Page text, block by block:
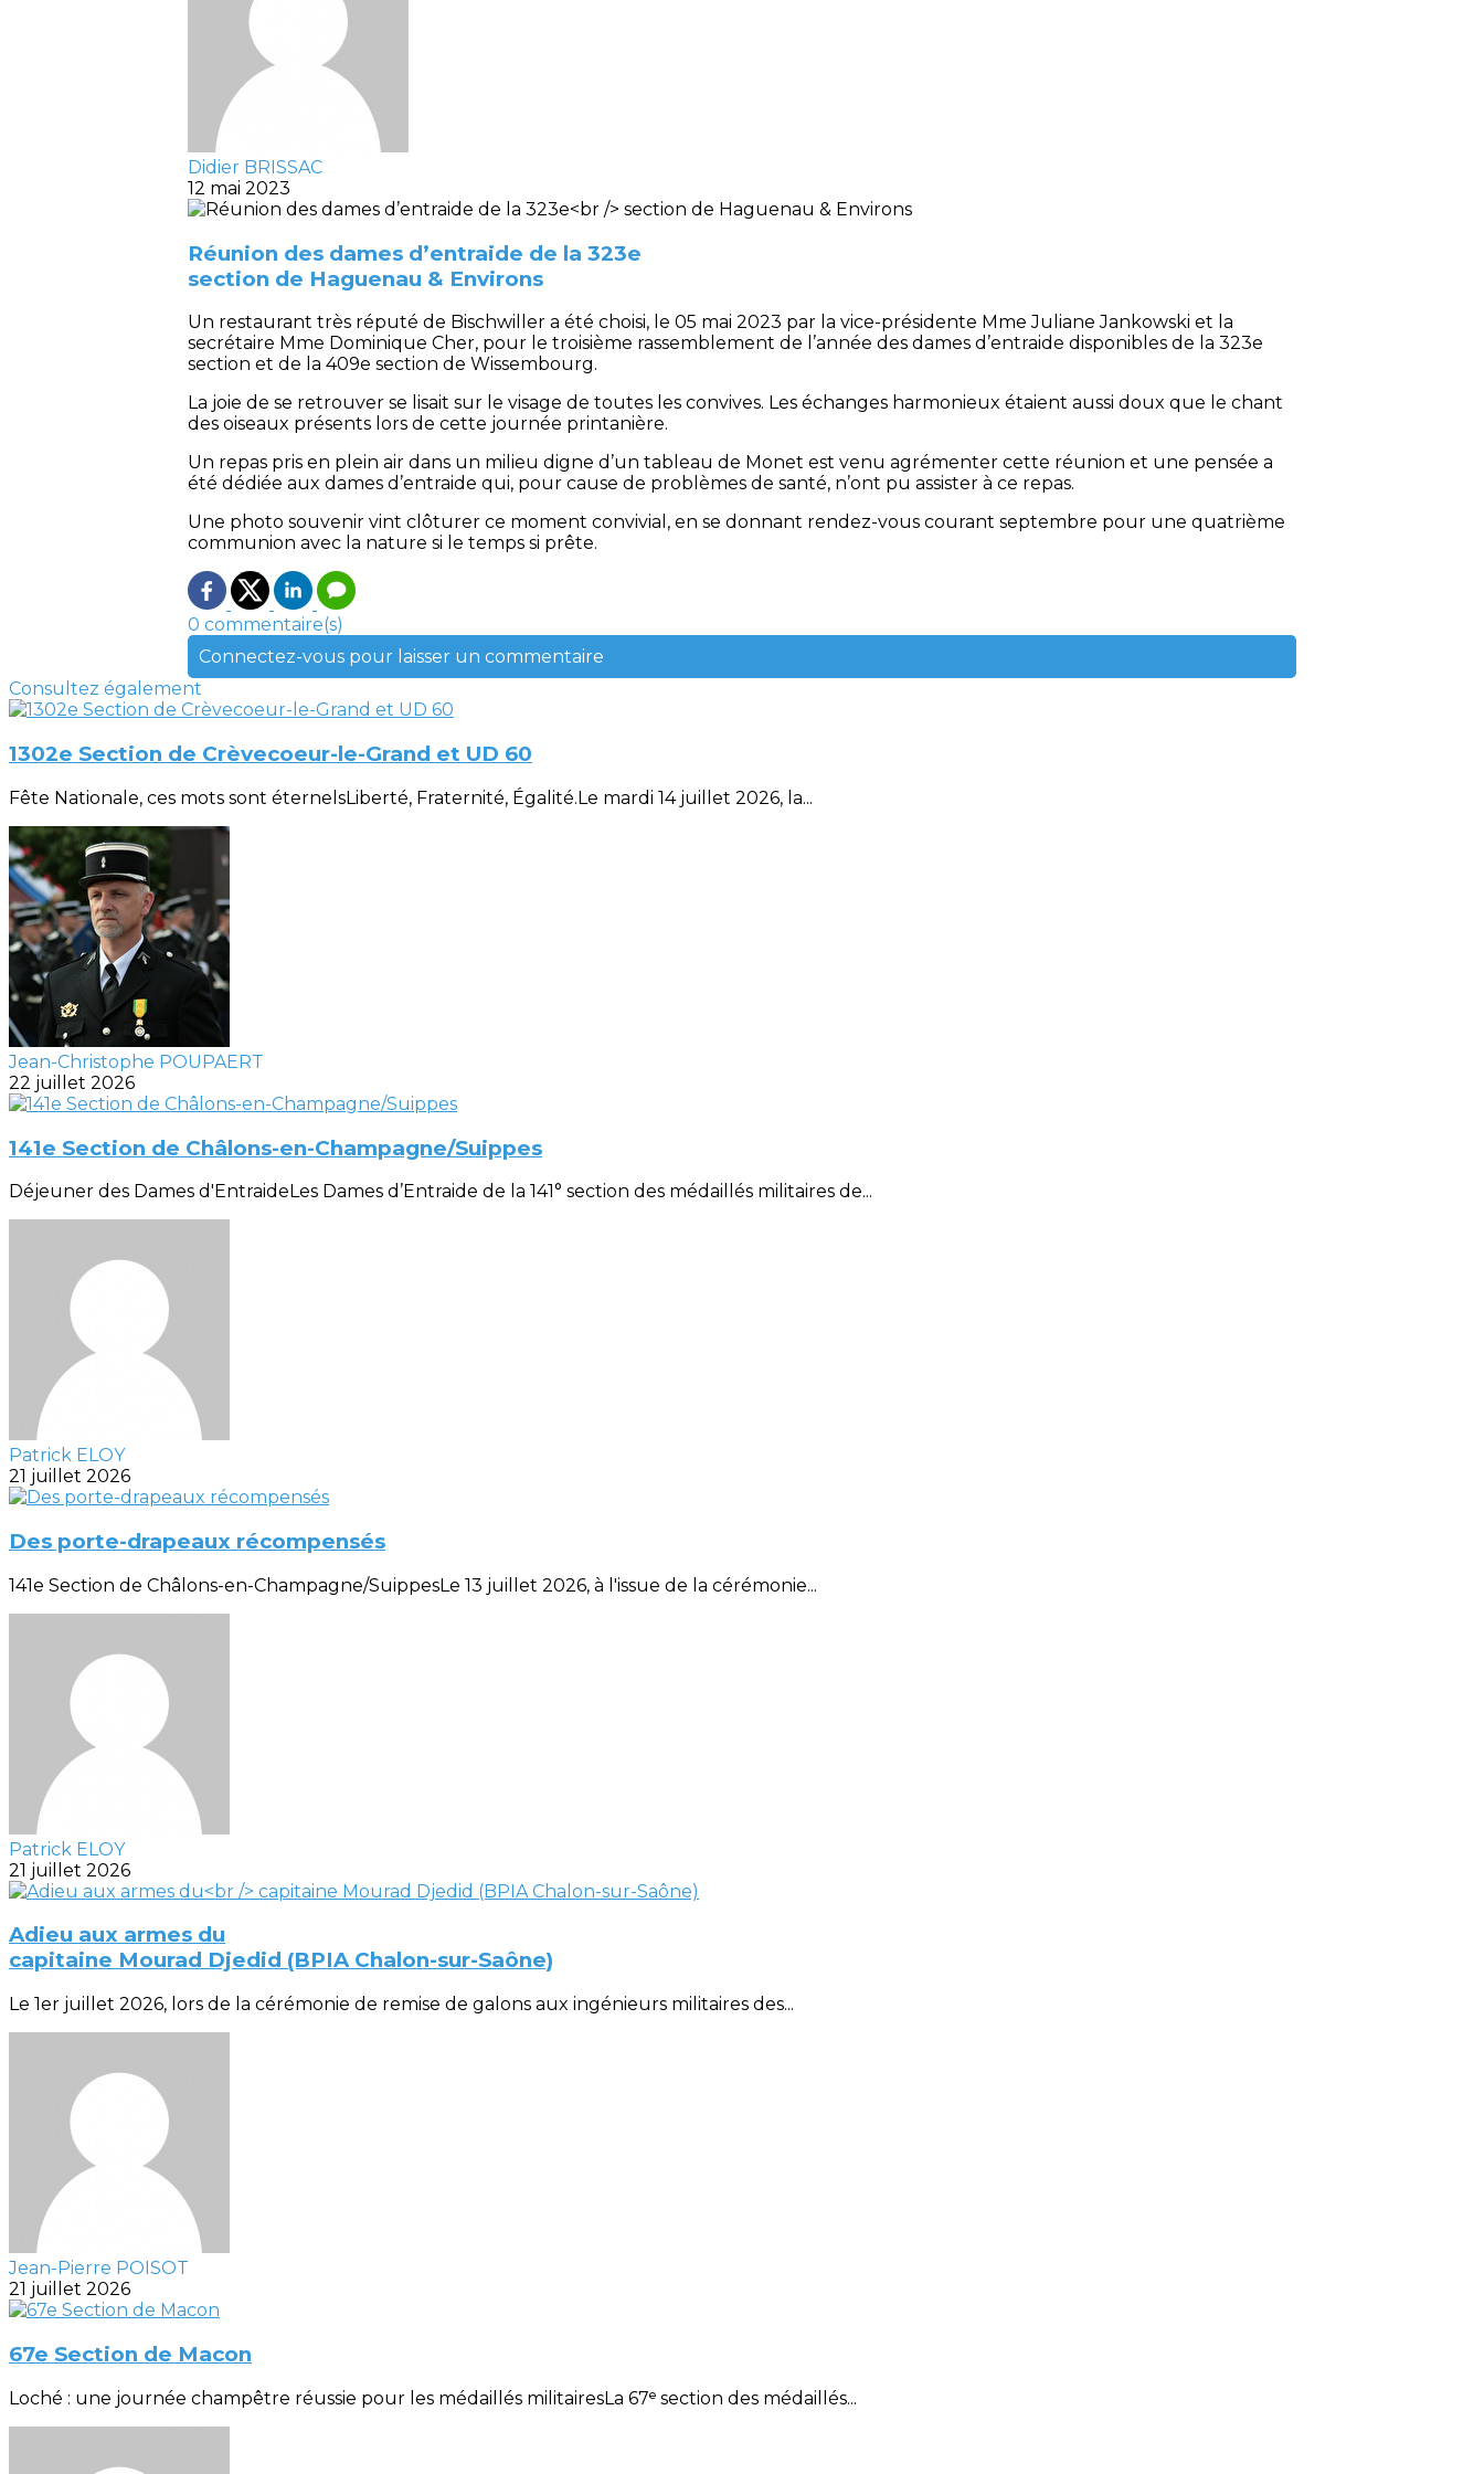
Didier BRISSAC
12 mai 2023
Réunion des dames d’entraide de la 323e
section de Haguenau & Environs
Un restaurant très réputé de Bischwiller a été choisi, le 05 mai 2023 par la vice-présidente Mme Juliane Jankowski et la
secrétaire Mme Dominique Cher, pour le troisième rassemblement de l’année des dames d’entraide disponibles de la 323e
section et de la 409e section de Wissembourg.
La joie de se retrouver se lisait sur le visage de toutes les convives. Les échanges harmonieux étaient aussi doux que le chant
des oiseaux présents lors de cette journée printanière.
Un repas pris en plein air dans un milieu digne d’un tableau de Monet est venu agrémenter cette réunion et une pensée a
été dédiée aux dames d’entraide qui, pour cause de problèmes de santé, n’ont pu assister à ce repas.
Une photo souvenir vint clôturer ce moment convivial, en se donnant rendez-vous courant septembre pour une quatrième
communion avec la nature si le temps si prête.
0 commentaire(s)
Connectez-vous pour laisser un commentaire
Consultez également
1302e Section de Crèvecoeur-le-Grand et UD 60
Fête Nationale, ces mots sont éternelsLiberté, Fraternité, Égalité.Le mardi 14 juillet 2026, la...
Jean-Christophe POUPAERT
22 juillet 2026
141e Section de Châlons-en-Champagne/Suippes
Déjeuner des Dames d'EntraideLes Dames d’Entraide de la 141° section des médaillés militaires de...
Patrick ELOY
21 juillet 2026
Des porte-drapeaux récompensés
141e Section de Châlons-en-Champagne/SuippesLe 13 juillet 2026, à l'issue de la cérémonie...
Patrick ELOY
21 juillet 2026
Adieu aux armes du
capitaine Mourad Djedid (BPIA Chalon-sur-Saône)
Le 1er juillet 2026, lors de la cérémonie de remise de galons aux ingénieurs militaires des...
Jean-Pierre POISOT
21 juillet 2026
67e Section de Macon
Loché : une journée champêtre réussie pour les médaillés militairesLa 67ᵉ section des médaillés...